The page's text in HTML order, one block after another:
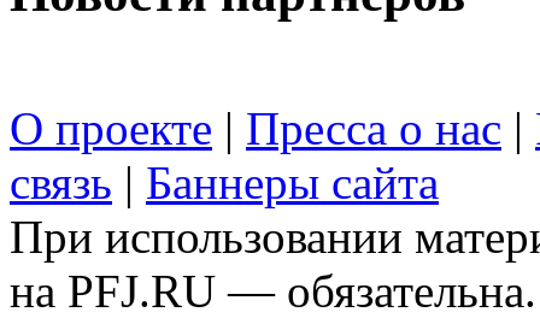
О проекте | Пресса о нас |
связь | Баннеры сайта
При использовании
на PFJ.RU — обязательна.